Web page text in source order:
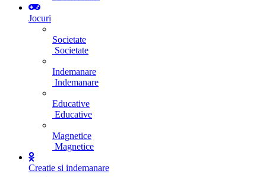
Jocuri
Societate
Societate
Indemanare
Indemanare
Educative
Educative
Magnetice
Magnetice
Creatie si indemanare